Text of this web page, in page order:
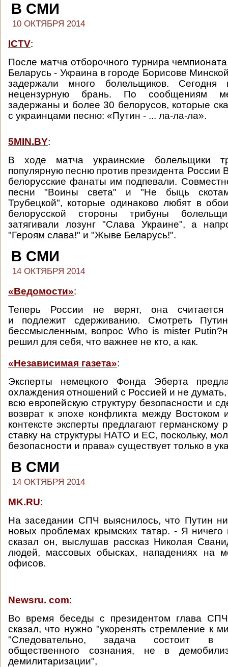
В СМИ
10 ОКТЯБРЯ 2014
ICTV:
После матча отборочного турнира
Беларусь - Украина в городе Борисове
задержали много болельщиков.
нецензурную брань. По сообщениям
задержаны и более 30 белорусов, которые
с украинцами песню: «Путин - ... ла-ла-ла».
5MIN.BY:
В ходе матча украинские болельщики
популярную песню против президента России
белорусские фанаты им подпевали.
песни "Воины света" и "Не быць
Трубецкой", которые одинаково любят в
белорусской стороны трибуны
затягивали лозунг "Слава Украине", а
"Героям слава!" и "Жыве Беларусь!".
В СМИ
14 ОКТЯБРЯ 2014
«Ведомости»:
Теперь России не верят, она считается
и подлежит сдерживанию. Смотреть
бессмысленным, вопрос Who is mister
решил для себя, что важнее не кто, а как.
«Независимая газета»:
Эксперты немецкого Фонда Эберта
охлаждения отношений с Россией и не думать,
всю европейскую структуру безопасности и
возврат к эпохе конфликта между
контексте эксперты предлагают германскому
ставку на структуры НАТО и ЕС, поскольку,
безопасности и права» существует только в
В СМИ
14 ОКТЯБРЯ 2014
MK.RU:
На заседании СПЧ выяснилось, что Путин
новых проблемах крымских татар. - Я
сказал он, выслушав рассказ Николая
людей, массовых обысках, нападениях на
офисов.
Newsru. com:
Во время беседы с президентом глава
сказал, что нужно "укоренять стремление к
"Следовательно, задача состоит в
общественного сознания, не в
демилитаризации",